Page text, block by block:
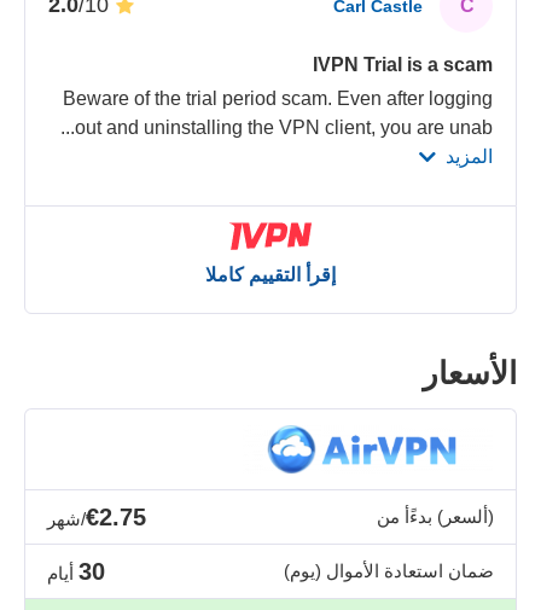
C
Carl Castle
IVPN Trial is a scam
Beware of the trial period scam. Even after logging
out and uninstalling the VPN client, you are unab
...
المزيد
إقرأ التقييم كاملا
الأسعار
(ألسعر) بدءًأ من €2.75/شهر
ضمان استعادة الأموال (يوم) 30 أيام